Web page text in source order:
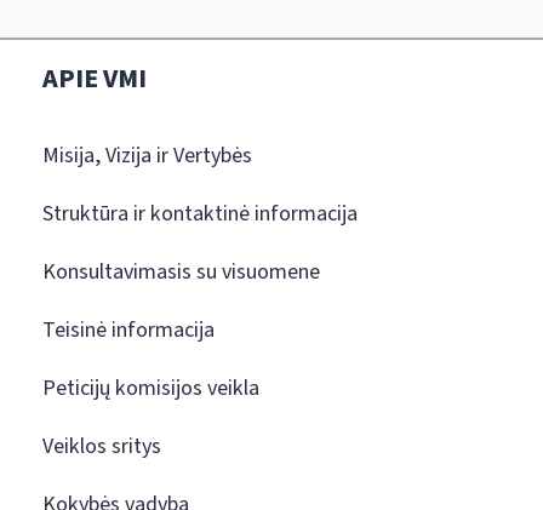
APIE VMI
Misija, Vizija ir Vertybės
Struktūra ir kontaktinė informacija
Konsultavimasis su visuomene
Teisinė informacija
Peticijų komisijos veikla
Veiklos sritys